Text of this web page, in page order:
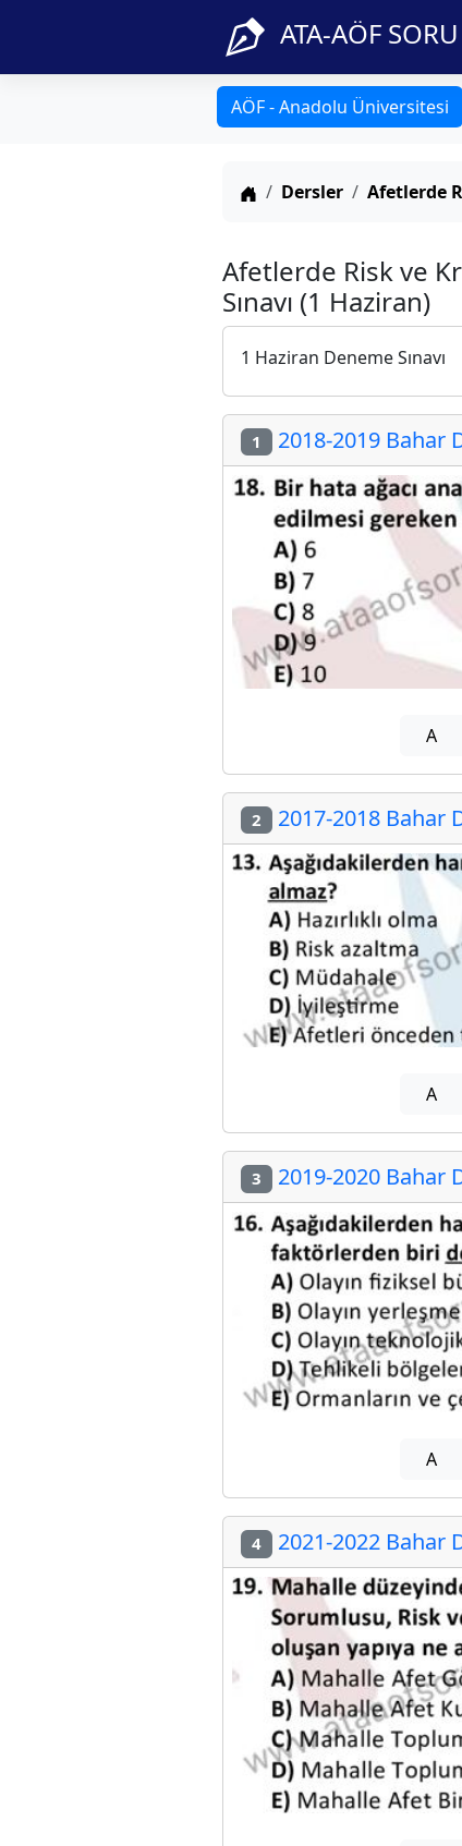
ATA-AÖF SORU
AÖF - Anadolu Üniversitesi
Anasayfa
Dersler Afetlerde
Afetlerde Risk ve
Sınavı (1 Haziran)
1 Haziran Deneme Sınavı
1 2018-2019 Bahar
A
2 2017-2018 Bahar
A
3 2019-2020 Bahar
A
4 2021-2022 Bahar